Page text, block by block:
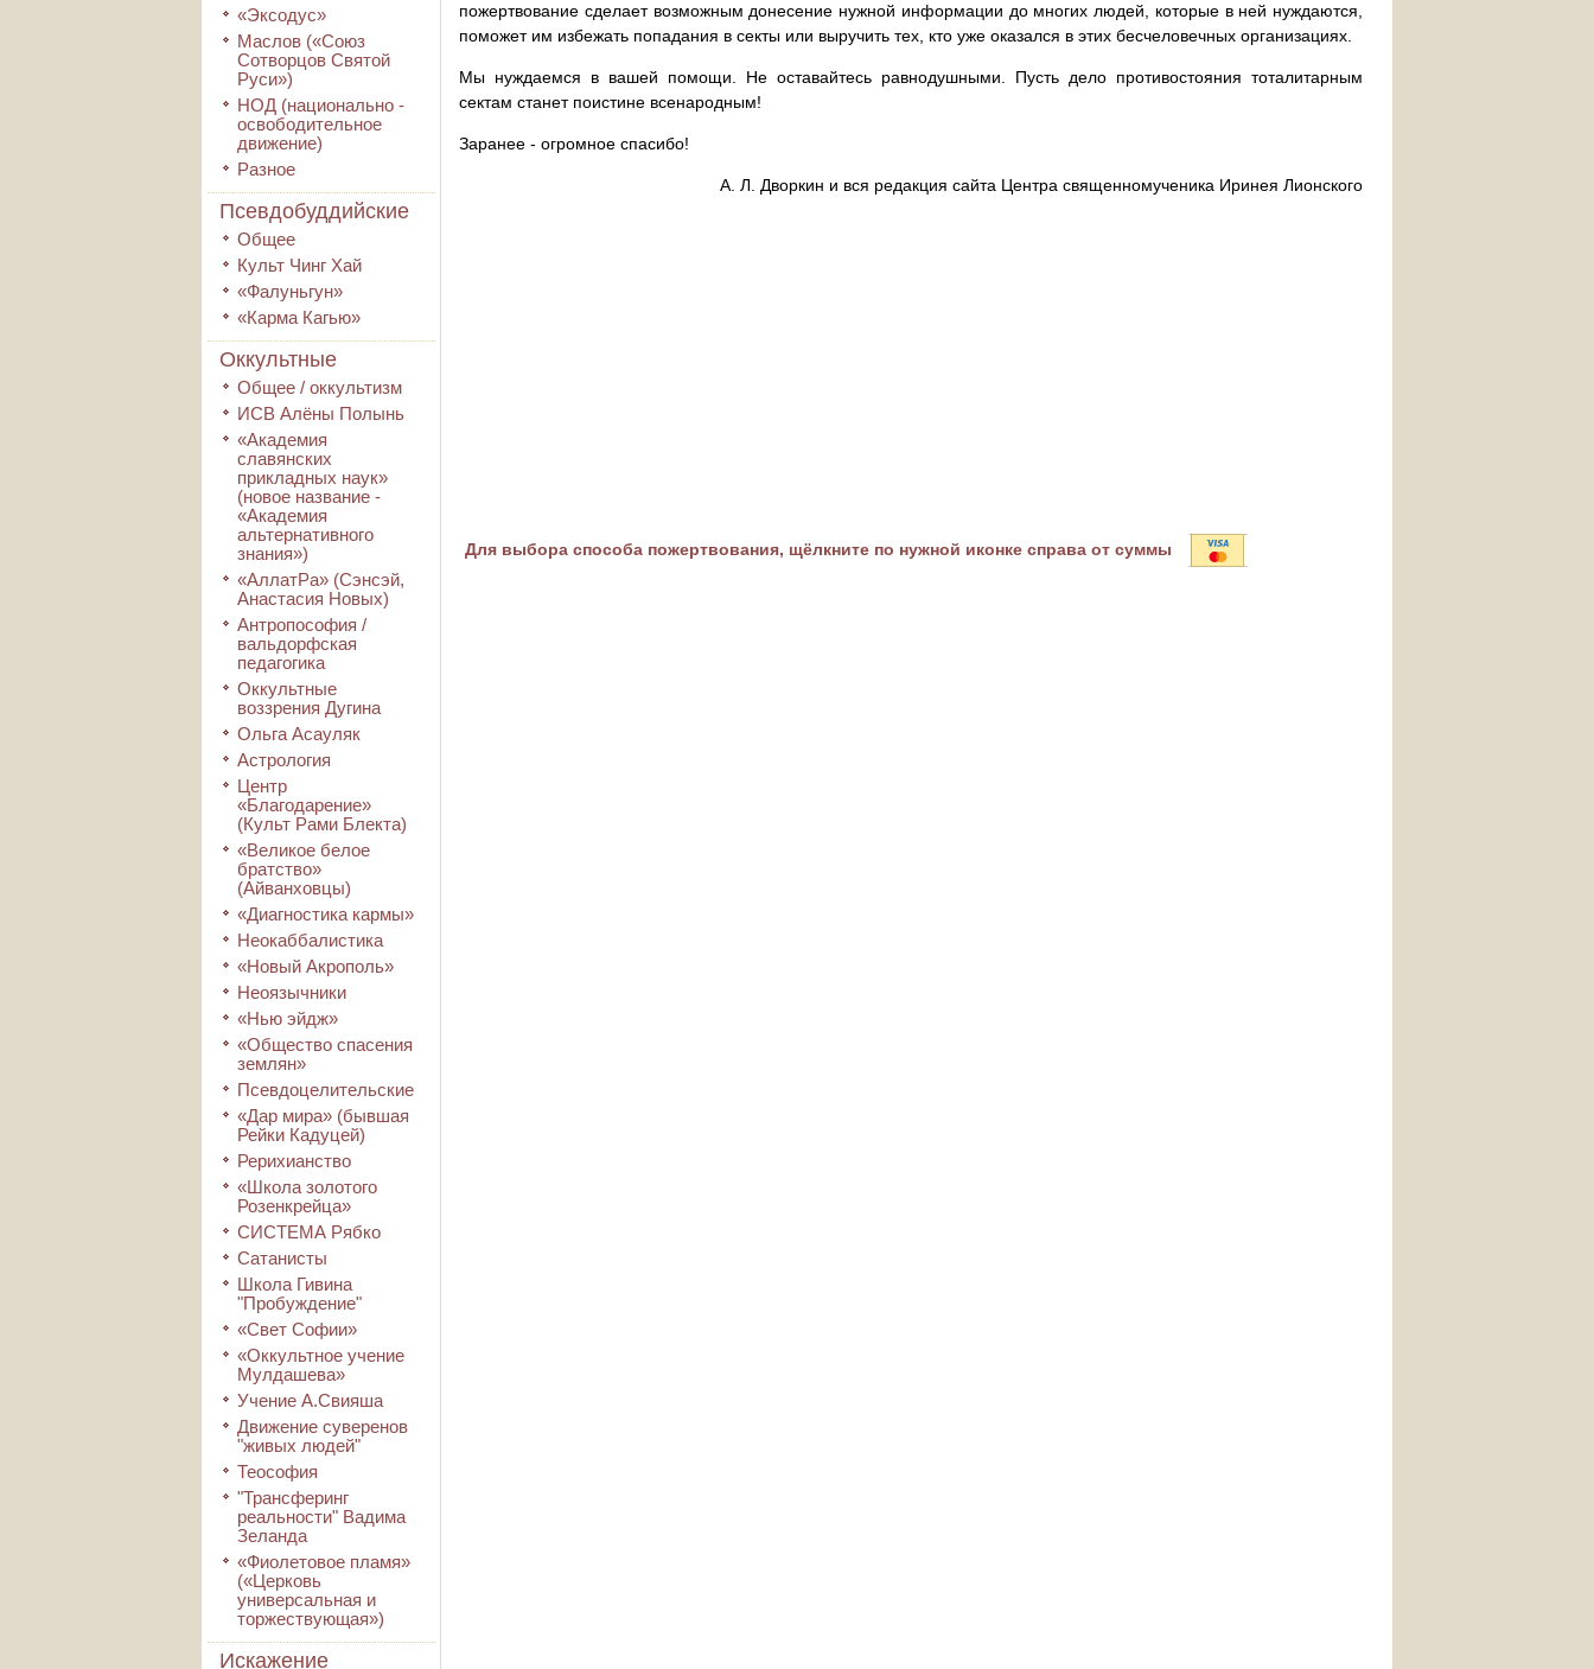
«Эксодус»
Маслов («Союз
Сотворцов Святой
Руси»)
НОД (национально -
освободительное
движение)
Разное
Псевдобуддийские
Общее
Культ Чинг Хай
«Фалуньгун»
«Карма Кагью»
Оккультные
Общее / оккультизм
ИСВ Алёны Полынь
«Академия
славянских
прикладных наук»
(новое название -
«Академия
альтернативного
знания»)
«АллатРа» (Сэнсэй,
Анастасия Новых)
Антропософия /
вальдорфская
педагогика
Оккультные
воззрения Дугина
Ольга Асауляк
Астрология
Центр
«Благодарение»
(Культ Рами Блекта)
«Великое белое
братство»
(Айванховцы)
«Диагностика кармы»
Неокаббалистика
«Новый Акрополь»
Неоязычники
«Нью эйдж»
«Общество спасения
землян»
Псевдоцелительские
«Дар мира» (бывшая
Рейки Кадуцей)
Рерихианство
«Школа золотого
Розенкрейца»
СИСТЕМА Рябко
Сатанисты
Школа Гивина
"Пробуждение"
«Свет Софии»
«Оккультное учение
Мулдашева»
Учение А.Свияша
Движение суверенов
"живых людей"
Теософия
"Трансферинг
реальности" Вадима
Зеланда
«Фиолетовое пламя»
(«Церковь
универсальная и
торжествующая»)
Искажение
пожертвование сделает возможным донесение нужной информации до многих людей, которые в ней нуждаются,
поможет им избежать попадания в секты или выручить тех, кто уже оказался в этих бесчеловечных организациях.
Мы нуждаемся в вашей помощи. Не оставайтесь равнодушными. Пусть дело противостояния тоталитарным
сектам станет поистине всенародным!
Заранее - огромное спасибо!
А. Л. Дворкин и вся редакция сайта Центра священномученика Иринея Лионского
Для выбора способа пожертвования, щёлкните по нужной иконке справа от суммы